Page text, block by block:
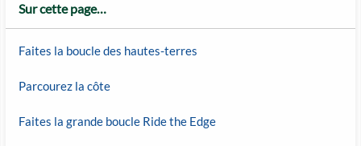
Sur cette page…
Faites la boucle des hautes-terres
Parcourez la côte
Faites la grande boucle Ride the Edge